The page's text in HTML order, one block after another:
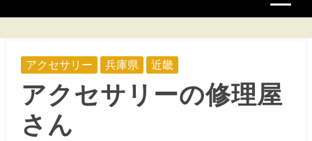
アクセサリー 兵庫県 近畿
アクセサリーの修理屋
さん